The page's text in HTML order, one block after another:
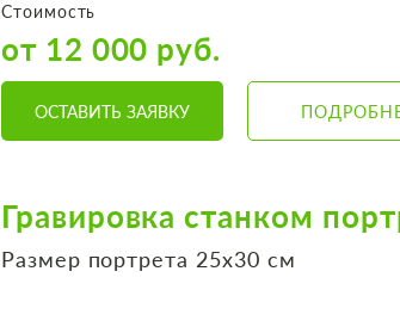
Стоимость
от 12 000 руб.
ОСТАВИТЬ ЗАЯВКУ
Гравировка станком
Размер портрета 25х30 см